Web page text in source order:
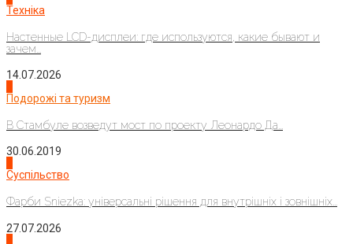
Техніка
Настенные LCD-дисплеи: где используются, какие бывают и
зачем...
14.07.2026
Подорожі та туризм
В Стамбуле возведут мост по проекту Леонардо Да...
30.06.2019
Суспільство
Фарби Sniezka: універсальні рішення для внутрішніх і зовнішніх...
27.07.2026